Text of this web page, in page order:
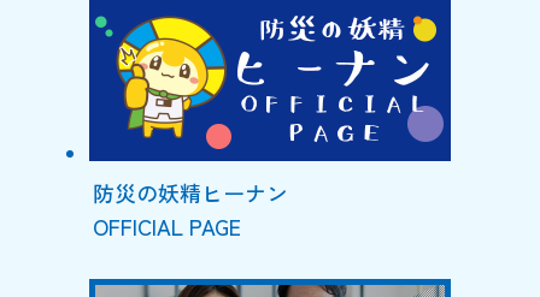
防災の妖精ヒーナン
OFFICIAL PAGE